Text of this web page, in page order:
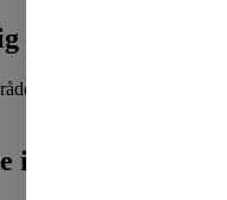
kontroll
som kan få store
i landet